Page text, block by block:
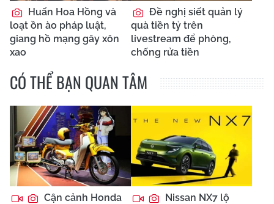
Huấn Hoa Hồng và
loạt ồn ào pháp luật,
giang hồ mạng gây xôn
xao
Đề nghị siết quản lý
quà tiền tỷ trên
livestream để phòng,
chống rửa tiền
CÓ THỂ BẠN QUAN TÂM
Cận cảnh Honda
Nissan NX7 lộ